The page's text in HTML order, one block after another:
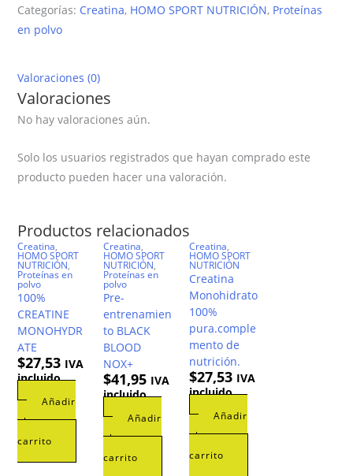
cantidad
Categorías: Creatina, HOMO SPORT NUTRICIÓN, Proteínas
en polvo
Valoraciones (0)
Valoraciones
No hay valoraciones aún.
Solo los usuarios registrados que hayan comprado este
producto pueden hacer una valoración.
Productos relacionados
Creatina,
HOMO SPORT
NUTRICIÓN,
Proteínas en
polvo
100%
CREATINE
MONOHYDR
ATE
$27,53 IVA
incluido
Añadir
al
carrito
Creatina,
HOMO SPORT
NUTRICIÓN,
Proteínas en
polvo
Pre-
entrenamien
to BLACK
BLOOD
NOX+
$41,95 IVA
incluido
Añadir
al
carrito
Creatina,
HOMO SPORT
NUTRICIÓN
Creatina
Monohidrato
100%
pura.comple
mento de
nutrición.
$27,53 IVA
incluido
Añadir
al
carrito